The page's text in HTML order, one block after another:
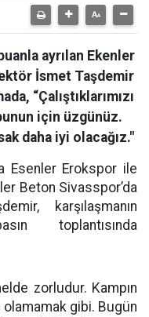
ayrılan Ekenler
İsmet Taşdemir
“Çalıştıklarımızı
için üzgünüz.
daha iyi olacağız."
Esenler Erokspor ile
Beton Sivasspor’da
karşılaşmanın
toplantısında
zorludur. Kampın
gibi. Bugün